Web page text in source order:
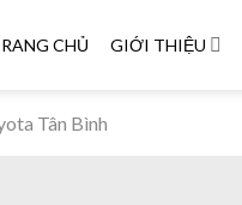
CHỦ GIỚI THIỆU
Tân Bình